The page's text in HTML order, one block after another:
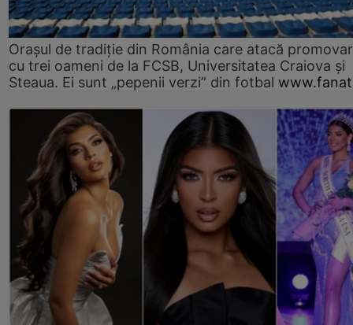
Orașul de tradiție din România care atacă
cu trei oameni de la FCSB, Universitatea Craiova și
Steaua. Ei sunt „pepenii verzi” din fotbal